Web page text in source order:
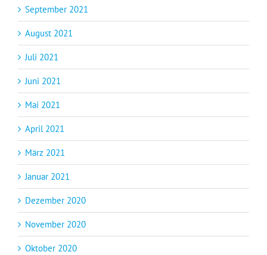
September 2021
August 2021
Juli 2021
Juni 2021
Mai 2021
April 2021
März 2021
Januar 2021
Dezember 2020
November 2020
Oktober 2020